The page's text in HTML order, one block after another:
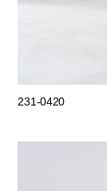
231-0420